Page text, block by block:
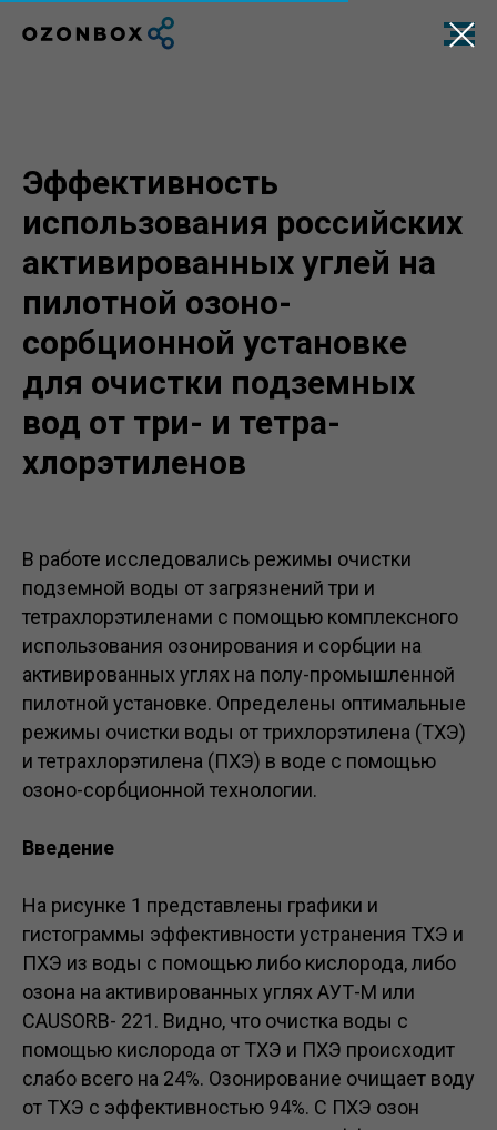
Эффективность
использования российских
активированных углей на
пилотной озоно-
сорбционной установке
для очистки подземных
вод от три- и тетра-
хлорэтиленов
В работе исследовались режимы очистки
подземной воды от загрязнений три и
тетрахлорэтиленами с помощью комплексного
использования озонирования и сорбции на
активированных углях на полу-промышленной
пилотной установке. Определены оптимальные
режимы очистки воды от трихлорэтилена (ТХЭ)
и тетрахлорэтилена (ПХЭ) в воде с помощью
озоно-сорбционной технологии.
Введение
На рисунке 1 представлены графики и
гистограммы эффективности устранения ТХЭ и
ПХЭ из воды с помощью либо кислорода, либо
озона на активированных углях АУТ-М или
CAUSORB- 221. Видно, что очистка воды с
помощью кислорода от ТХЭ и ПХЭ происходит
слабо всего на 24%. Озонирование очищает воду
от ТХЭ с эффективностью 94%. С ПХЭ озон